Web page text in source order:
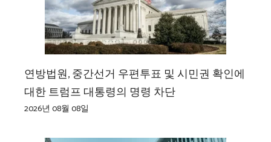
연방법원, 중간선거 우편투표 및 시민권 확인에
대한 트럼프 대통령의 명령 차단
2026년 08월 08일